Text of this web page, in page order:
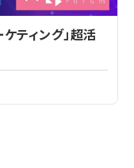
ティング」超活